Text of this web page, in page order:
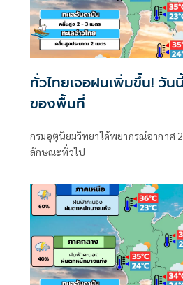
ทั่วไทยเจอฝนเพิ่มขึ้น! วั
ของพื้นที่
กรมอุตุนิยมวิทยาได้พยากรณ์อากาศ
ลักษณะทั่วไป